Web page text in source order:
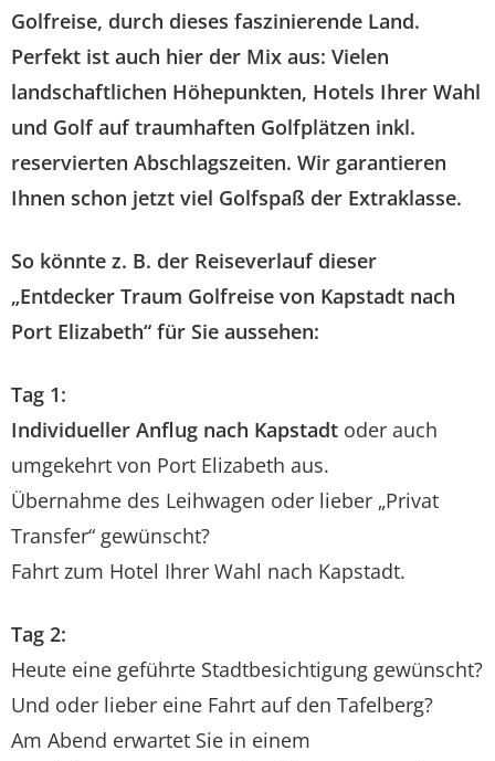
Golfreise, durch dieses faszinierende Land.
Perfekt ist auch hier der Mix aus: Vielen
landschaftlichen Höhepunkten, Hotels Ihrer Wahl
und Golf auf traumhaften Golfplätzen inkl.
reservierten Abschlagszeiten. Wir garantieren
Ihnen schon jetzt viel Golfspaß der Extraklasse.
So könnte z. B. der Reiseverlauf dieser
„Entdecker Traum Golfreise von Kapstadt nach
Port Elizabeth“ für Sie aussehen:
Tag 1:
Individueller Anflug nach Kapstadt oder auch
umgekehrt von Port Elizabeth aus.
Übernahme des Leihwagen oder lieber „Privat
Transfer“ gewünscht?
Fahrt zum Hotel Ihrer Wahl nach Kapstadt.
Tag 2:
Heute eine geführte Stadtbesichtigung gewünscht?
Und oder lieber eine Fahrt auf den Tafelberg?
Am Abend erwartet Sie in einem